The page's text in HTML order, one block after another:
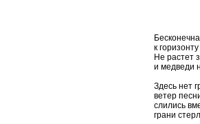
к
Не растет
и медведи
Здесь нет
ветер
слились
грани